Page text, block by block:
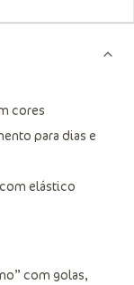
cores
para dias e
elástico
com golas,